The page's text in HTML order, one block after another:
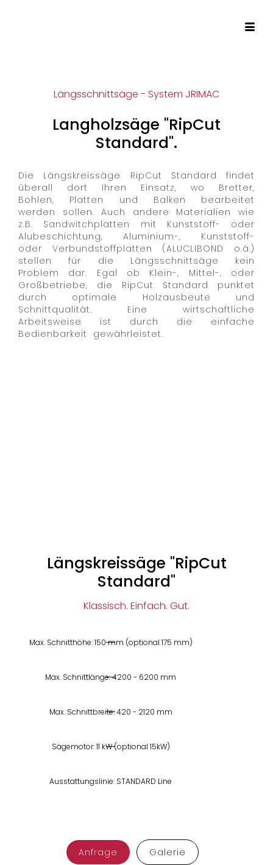
Längsschnittsäge - System JRIMAC
Langholzsäge "RipCut
Standard".
Die Längskreissäge RipCut Standard findet
überall dort Ihren Einsatz, wo Bretter,
Bohlen, Platten und Balken bearbeitet
werden sollen. Auch andere Materialien wie
z.B. Sandwitchplatten mit Kunststoff- oder
Alubeschichtung, Aluminium-, Kunststoff-
oder Verbundstoffplatten (ALUCLIBOND o.ä.)
stellen für die Längsschnittsäge kein
Problem dar. Egal ob Klein-, Mittel-, oder
Großbetriebe, die RipCut Standard punktet
durch optimale Holzausbeute und
Schnittqualität. Eine wirtschaftliche
Arbeitsweise ist durch die einfache
Bedienbarkeit gewährleistet.
Längskreissäge "RipCut
Standard"
Klassisch. Einfach. Gut.
Max. Schnitthöhe: 150 mm (optional 175 mm)
Max. Schnittlänge: 4200 - 6200 mm
Max. Schnittbreite: 420 - 2120 mm
Sägemotor: 11 kW (optional 15kW)
Ausstattungslinie: STANDARD Line
Anfrage Galerie